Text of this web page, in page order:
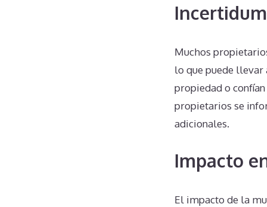
Muchos
lo que puede
propiedad o
propietarios se
adicionales.
Impacto
El impacto de la